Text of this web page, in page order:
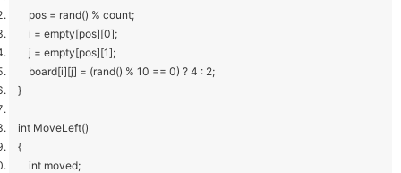
pos = rand() % count;
i = empty[pos][0];
j = empty[pos][1];
board[i][j] = (rand() % 10 == 0) ? 4 : 2;
}
int MoveLeft()
{
int moved;